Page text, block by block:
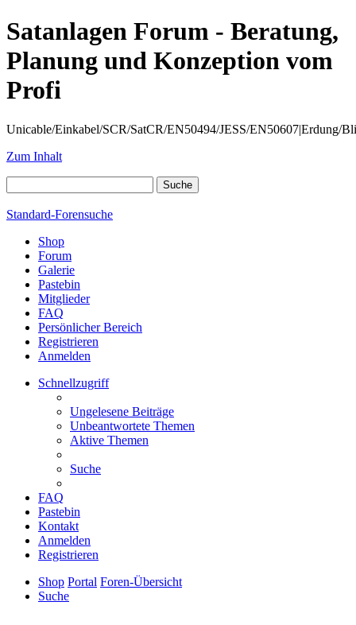
Satanlagen Forum - Beratung,
Planung und Konzeption vom
Profi
Unicable/Einkabel/SCR/SatCR/EN50494/JESS/EN50607|Erdung/
Zum Inhalt
Standard-Forensuche
Shop
Forum
Galerie
Pastebin
Mitglieder
FAQ
Persönlicher Bereich
Registrieren
Anmelden
Schnellzugriff
Ungelesene Beiträge
Unbeantwortete Themen
Aktive Themen
Suche
FAQ
Pastebin
Kontakt
Anmelden
Registrieren
Shop Portal Foren-Übersicht
Suche